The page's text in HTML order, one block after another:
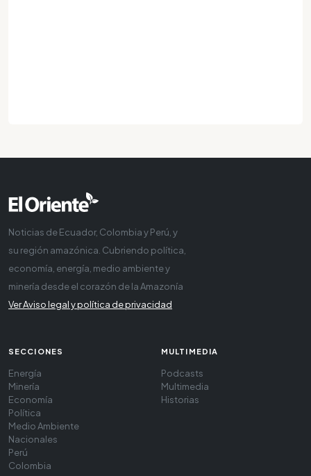
Noticias de Ecuador, Colombia y Perú, y
su región amazónica. Cubriendo política,
economía, energía, medio ambiente y
minería desde el corazón de la Amazonía
Ver Aviso legal y política de privacidad
SECCIONES
Energía
Minería
Economía
Política
Medio Ambiente
Nacionales
Perú
Colombia
MULTIMEDIA
Podcasts
Multimedia
Historias